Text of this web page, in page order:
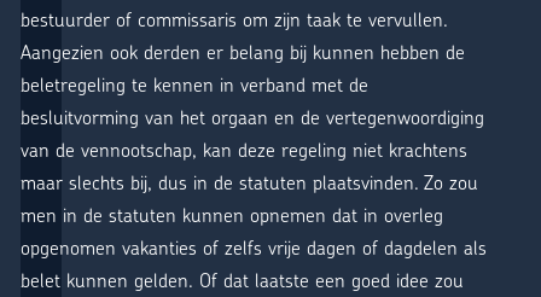
bestuurder of commissaris om zijn taak te vervullen.
Aangezien ook derden er belang bij kunnen hebben de
beletregeling te kennen in verband met de
besluitvorming van het orgaan en de vertegenwoordiging
van de vennootschap, kan deze regeling niet krachtens
maar slechts bij, dus in de statuten plaatsvinden. Zo zou
men in de statuten kunnen opnemen dat in overleg
opgenomen vakanties of zelfs vrije dagen of dagdelen als
belet kunnen gelden. Of dat laatste een goed idee zou